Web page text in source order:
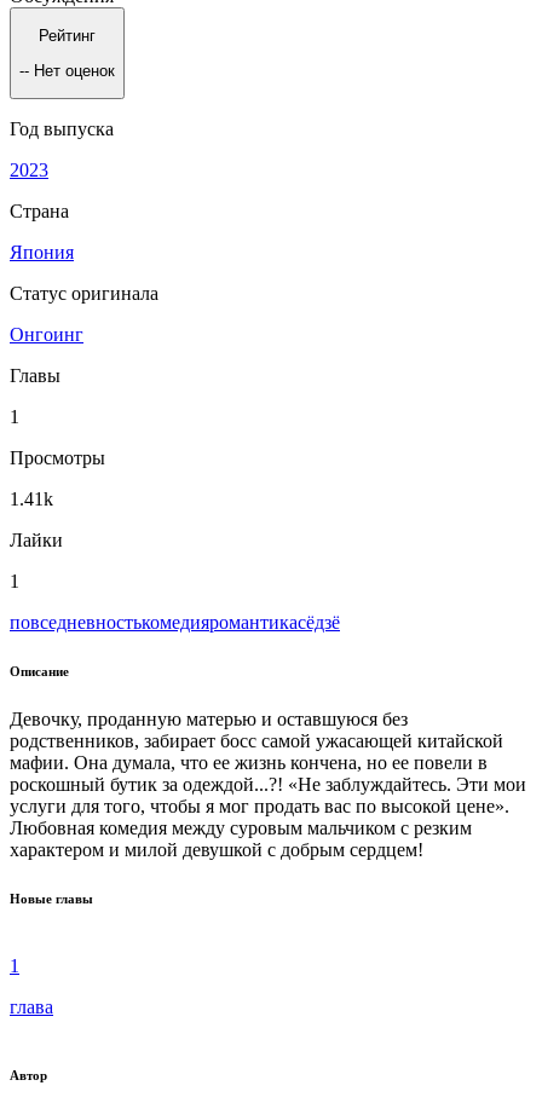
Рейтинг
-- Нет оценок
Год выпуска
2023
Страна
Япония
Статус оригинала
Онгоинг
Главы
1
Просмотры
1.41k
Лайки
1
повседневностькомедияромантикасёдзё
Описание
Девочку, проданную матерью и оставшуюся без
родственников, забирает босс самой ужасающей китайской
мафии. Она думала, что ее жизнь кончена, но ее повели в
роскошный бутик за одеждой...?! «Не заблуждайтесь. Эти мои
услуги для того, чтобы я мог продать вас по высокой цене».
Любовная комедия между суровым мальчиком с резким
характером и милой девушкой с добрым сердцем!
Новые главы
1
глава
Автор